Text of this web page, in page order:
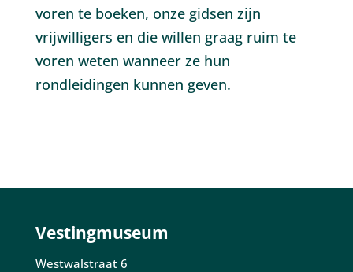
voren te boeken, onze gidsen zijn
vrijwilligers en die willen graag ruim te
voren weten wanneer ze hun
rondleidingen kunnen geven.
Vestingmuseum
Westwalstraat 6